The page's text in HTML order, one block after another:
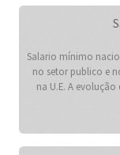
Salario mínimo
no setor publico e
na U.E. A